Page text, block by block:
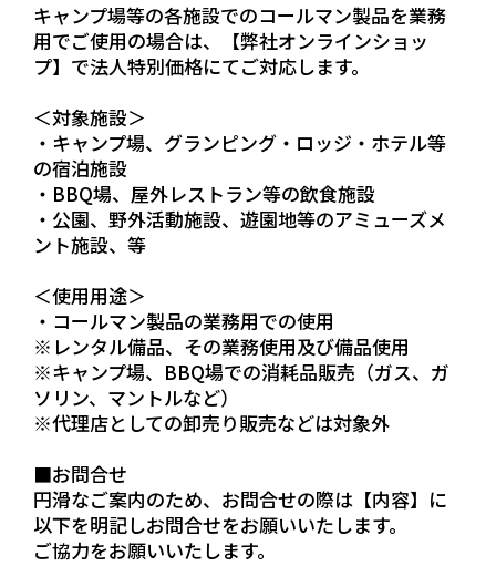
キャンプ場等の各施設でのコールマン製品を業務
用でご使用の場合は、【弊社オンラインショッ
プ】で法人特別価格にてご対応します。
＜対象施設＞
・キャンプ場、グランピング・ロッジ・ホテル等
の宿泊施設
・BBQ場、屋外レストラン等の飲食施設
・公園、野外活動施設、遊園地等のアミューズメ
ント施設、等
＜使用用途＞
・コールマン製品の業務用での使用
※レンタル備品、その業務使用及び備品使用
※キャンプ場、BBQ場での消耗品販売（ガス、ガ
ソリン、マントルなど）
※代理店としての卸売り販売などは対象外
■お問合せ
円滑なご案内のため、お問合せの際は【内容】に
以下を明記しお問合せをお願いいたします。
ご協力をお願いいたします。